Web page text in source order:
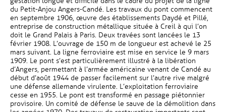
du Petit-Anjou Angers-Candé. Les travaux du pont commencent
en septembre 1906, œuvre des établissements Daydé et Pillé,
entreprise de construction métallique située à Creil à qui l’on
doit le Grand Palais à Paris. Deux travées sont lancées le 13
février 1908. L’ouvrage de 150 m de longueur est achevé le 25
mars suivant. La ligne ferroviaire est mise en service le 9 mars
1909. Le pont s’est particulièrement illustré à la libération
d’Angers, permettant à l’armée américaine venant de Candé au
début d’août 1944 de passer facilement sur l’autre rive malgré
une défense allemande virulente. L’exploitation ferroviaire
cesse en 1955. Le pont est transformé en passage piétonnier
provisoire. Un comité de défense le sauve de la démolition dans